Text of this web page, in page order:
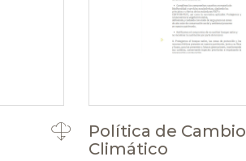
Política de Cambio
Climático